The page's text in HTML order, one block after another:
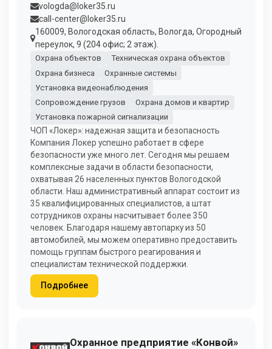
vologda@loker35.ru
call-center@loker35.ru
160009, Вологодская область, Вологда, Огородный
переулок, 9 (204 офис; 2 этаж).
Охрана объектов
Техническая охрана объектов
Охрана бизнеса
Охранные системы
Установка видеонаблюдения
Сопровождение грузов
Охрана домов и квартир
Установка пожарной сигнализации
ЧОП «Локер»: надежная защита и безопасность
Компания Локер успешно работает в сфере
безопасности уже много лет. Сегодня мы решаем
комплексные задачи в области безопасности,
охватывая 26 населенных пунктов Вологодской
области. Наш административный аппарат состоит из
35 квалифицированных специалистов, а штат
сотрудников охраны насчитывает более 350
человек. Благодаря нашему автопарку из 50
автомобилей, мы можем оперативно предоставить
помощь группам быстрого реагирования и
специалистам технической поддержки.
Подробнее
Охранное предприятие «Конвой»